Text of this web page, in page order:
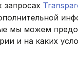
запросах
мы можем
и на каких